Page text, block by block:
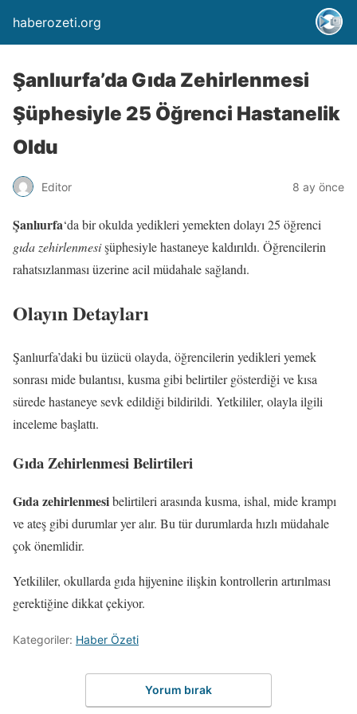
haberozeti.org
Şanlıurfa’da Gıda Zehirlenmesi
Şüphesiyle 25 Öğrenci Hastanelik
Oldu
Editor 8 ay önce
Şanlıurfa‘da bir okulda yedikleri yemekten dolayı 25 öğrenci
gıda zehirlenmesişüphesiyle hastaneye kaldırıldı. Öğrencilerin
rahatsızlanması üzerine acil müdahale sağlandı.
Olayın Detayları
Şanlıurfa’daki bu üzücü olayda, öğrencilerin yedikleri yemek
sonrası mide bulantısı, kusma gibi belirtiler gösterdiği ve kısa
sürede hastaneye sevk edildiği bildirildi. Yetkililer, olayla ilgili
inceleme başlattı.
Gıda Zehirlenmesi Belirtileri
Gıda zehirlenmesibelirtileri arasında kusma, ishal, mide krampı
ve ateş gibi durumlar yer alır. Bu tür durumlarda hızlı müdahale
çok önemlidir.
Yetkililer, okullarda gıda hijyenine ilişkin kontrollerin artırılması
gerektiğine dikkat çekiyor.
Kategoriler: Haber Özeti
Yorum bırak